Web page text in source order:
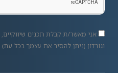
אני מאשר/ת קבלת תכנים שיווקיים,
וגורדון (ניתן להסיר את עצמך בכל עת)